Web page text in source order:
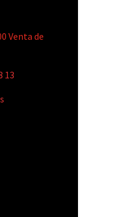
Venta de
13